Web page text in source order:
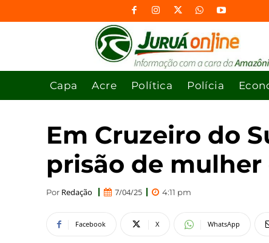
Capa Acre Política Polícia
Em Cruzeiro do
prisão de
Por Redação 7/04/25 4:11 pm
Facebook X WhatsApp